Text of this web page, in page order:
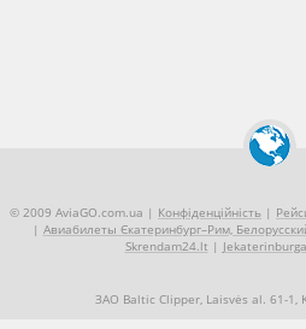
© 2009 AviaGO.com.ua | Конфіденційність |
| Авиабилеты Єкатеринбург–Рим,
Skrendam24.lt |
ЗАО Baltic Clipper, Laisvės al. 61-1,